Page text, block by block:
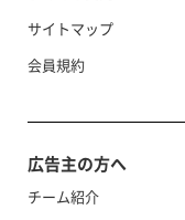
サイトマップ
会員規約
広告主の方へ
チーム紹介